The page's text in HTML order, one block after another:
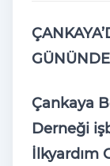
G
Çankaya
Derneği
İlkyardım